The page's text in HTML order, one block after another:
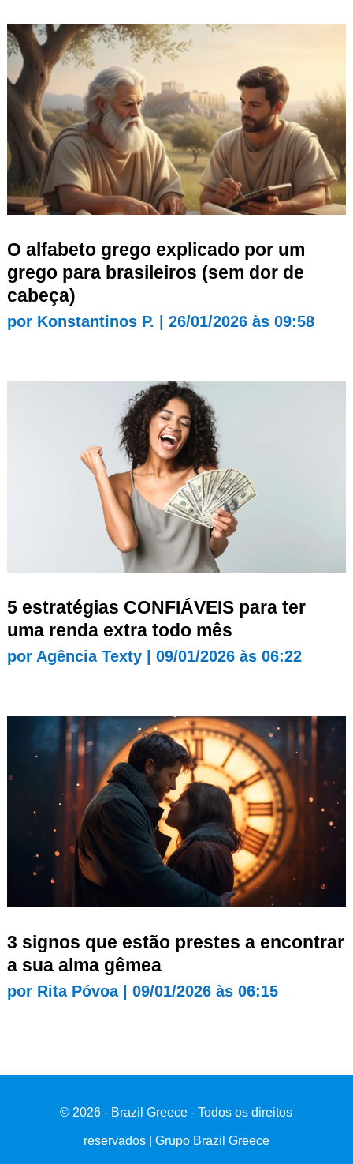
O alfabeto grego explicado por um
grego para brasileiros (sem dor de
cabeça)
por Konstantinos P. 26/01/2026 às 09:58
5 estratégias CONFIÁVEIS para ter
uma renda extra todo mês
por Agência Texty| 09/01/2026 às 06:22
3 signos que estão prestes a encontrar
a sua alma gêmea
por Rita Póvoa| 09/01/2026 às 06:15
© 2026 - Brazil Greece - Todos os direitos
reservados | Grupo Brazil Greece